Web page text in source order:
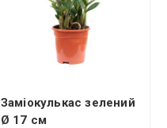
Заміокулькас зелений
Ø 17 см